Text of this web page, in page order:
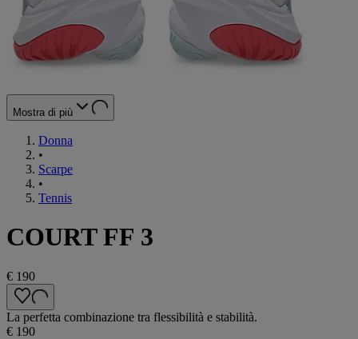
Mostra di più
Donna
•
Scarpe
•
Tennis
COURT FF 3
€ 190
La perfetta combinazione tra flessibilità e stabilità.
€ 190